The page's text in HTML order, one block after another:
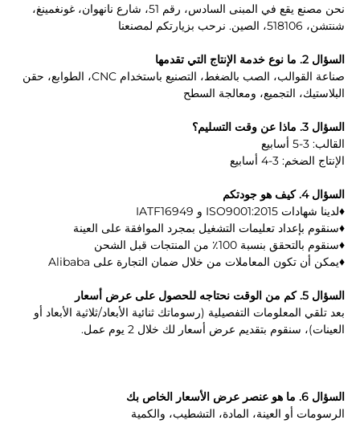
نحن مصنع يقع في المبنى السادس، رقم 51، شارع نانهوان، غونغمينغ،
شنتشن، 518106، الصين. نرحب بزيارتكم لمصنعنا
السؤال 2. ما نوع خدمة الإنتاج التي تقدمها
صناعة القوالب، الصب بالضغط، التصنيع باستخدام CNC، الطوابع، حقن
البلاستيك، التجميع، ومعالجة السطح
السؤال 3. ماذا عن وقت التسليم؟
القالب: 3-5 أسابيع
الإنتاج الضخم: 3-4 أسابيع
السؤال 4. كيف هو جودتكم
♦لدينا شهادات ISO9001:2015 و IATF16949
♦سنقوم بإعداد تعليمات التشغيل بمجرد الموافقة على العينة
♦سنقوم بالتحقق بنسبة 100٪ من المنتجات قبل الشحن
♦يمكن أن تكون المعاملات من خلال ضمان التجارة على Alibaba
السؤال 5. كم من الوقت نحتاجه للحصول على عرض أسعار
العينات)، سنقوم بتقديم عرض أسعار لك خلال 2 يوم عمل.
السؤال 6. ما هو عنصر عرض الأسعار الخاص بك
الرسومات أو العينة، المادة، التشطيب، والكمية